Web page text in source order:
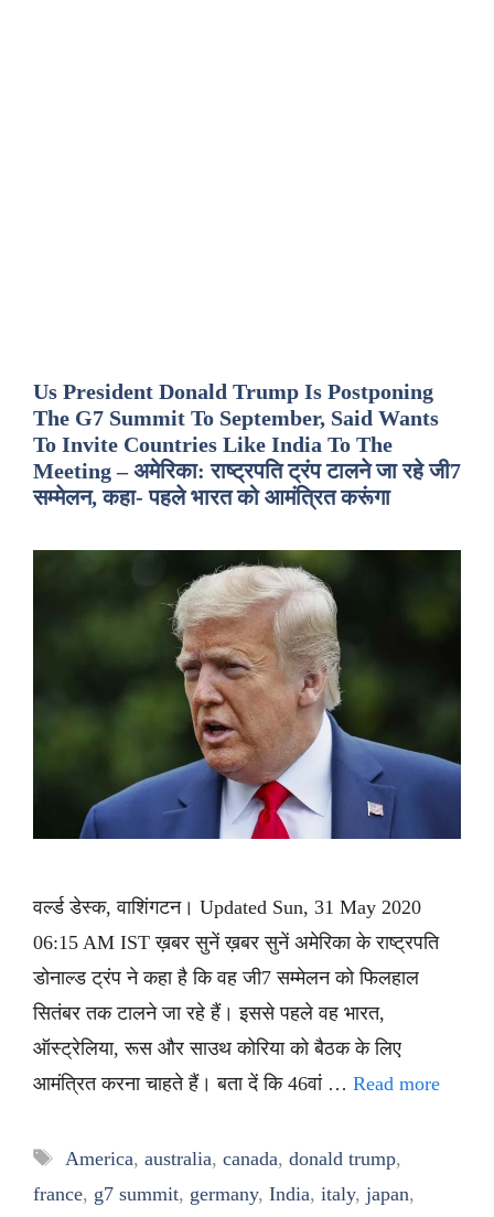
Us President Donald Trump Is Postponing
The G7 Summit To September, Said Wants
To Invite Countries Like India To The
Meeting – अमेरिका: राष्ट्रपति ट्रंप टालने जा रहे जी7
सम्मेलन, कहा- पहले भारत को आमंत्रित करूंगा
वर्ल्ड डेस्क, वाशिंगटन। Updated Sun, 31 May 2020
06:15 AM IST ख़बर सुनें ख़बर सुनें अमेरिका के राष्ट्रपति
डोनाल्ड ट्रंप ने कहा है कि वह जी7 सम्मेलन को फिलहाल
सितंबर तक टालने जा रहे हैं। इससे पहले वह भारत,
ऑस्ट्रेलिया, रूस और साउथ कोरिया को बैठक के लिए
आमंत्रित करना चाहते हैं। बता दें कि 46वां … Read more
Tags
America, australia, canada, donald trump,
france, g7 summit, germany, India, italy, japan,